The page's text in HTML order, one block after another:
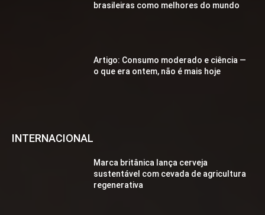
brasileiras como melhores do mundo
Artigo: Consumo moderado e ciência —
o que era ontem, não é mais hoje
INTERNACIONAL
Marca britânica lança cerveja
sustentável com cevada de agricultura
regenerativa